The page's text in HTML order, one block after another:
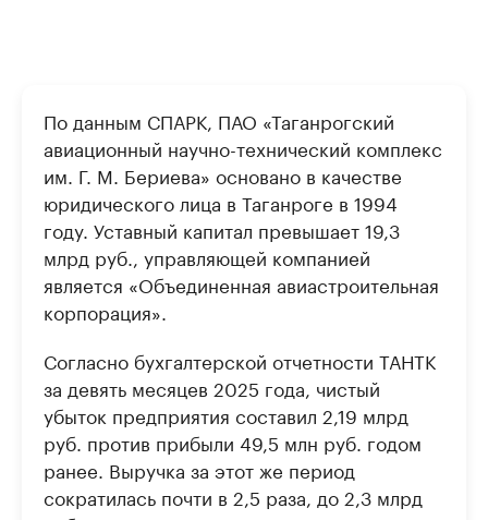
По данным СПАРК, ПАО «Таганрогский
авиационный научно-технический комплекс
им. Г. М. Бериева» основано в качестве
юридического лица в Таганроге в 1994
году. Уставный капитал превышает 19,3
млрд руб., управляющей компанией
является «Объединенная авиастроительная
корпорация».
Согласно бухгалтерской отчетности ТАНТК
за девять месяцев 2025 года, чистый
убыток предприятия составил 2,19 млрд
руб. против прибыли 49,5 млн руб. годом
ранее. Выручка за этот же период
сократилась почти в 2,5 раза, до 2,3 млрд